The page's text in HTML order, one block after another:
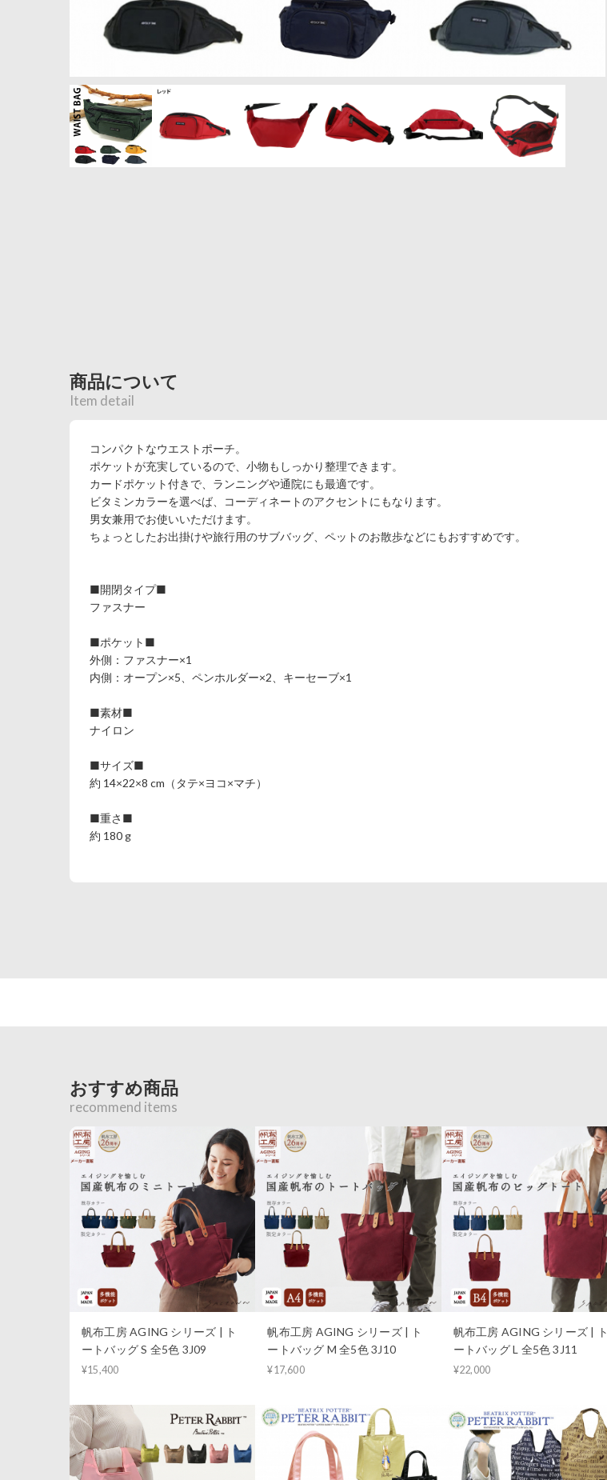
商品について
Item detail
コンパクトなウエストポーチ。
ポケットが充実しているので、小物もしっかり整理できます。
カードポケット付きで、ランニングや通院にも最適です。
ビタミンカラーを選べば、コーディネートのアクセントにもなります。
男女兼用でお使いいただけます。
ちょっとしたお出掛けや旅行用のサブバッグ、ペットのお散歩などにもおすすめです。
■開閉タイプ■
ファスナー
■ポケット■
外側：ファスナー×1
内側：オープン×5、ペンホルダー×2、キーセーブ×1
■素材■
ナイロン
■サイズ■
約 14×22×8 cm（タテ×ヨコ×マチ）
■重さ■
約 180 g
おすすめ商品
recommend items
帆布工房 AGING シリーズ | ト
ートバッグ S 全5色 3J09
¥15,400
帆布工房 AGING シリーズ | ト
ートバッグ M 全5色 3J10
¥17,600
帆布工房 AGING シリーズ | ト
ートバッグ L 全5色 3J11
¥22,000